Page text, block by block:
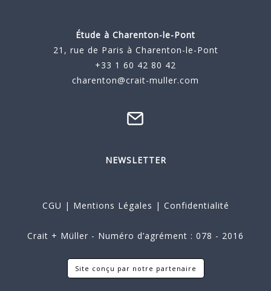
Étude à Charenton-le-Pont
21, rue de Paris à Charenton-le-Pont
+33 1 60 42 80 42
charenton@crait-muller.com
NEWSLETTER
CGU | Mentions Légales | Confidentialité
Crait + Müller - Numéro d’agrément : 078 - 2016
Site conçu par notre partenaire